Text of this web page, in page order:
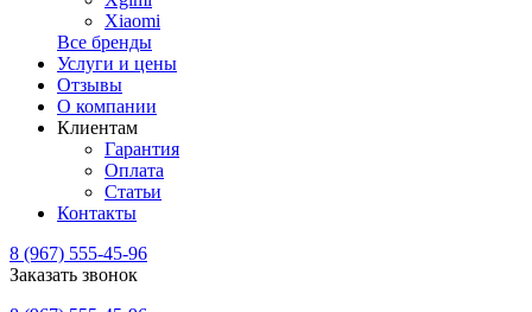
Xiaomi
Все бренды
Услуги и цены
Отзывы
О компании
Клиентам
Гарантия
Оплата
Статьи
Контакты
8 (967) 555-45-96
Заказать звонок